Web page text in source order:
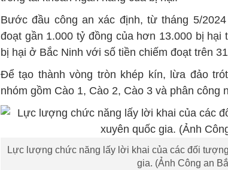
Bước đầu công an xác định, từ tháng 5/
đoạt gần 1.000 tỷ đồng của hơn 13.000 bị
bị hại ở Bắc Ninh với số tiền chiếm đoạt trên
Để tạo thành vòng tròn khép kín, lừa đảo
nhóm gồm Cào 1, Cào 2, Cào 3 và phân công
Lực lượng chức năng lấy lời khai của các đối
gia. (Ảnh Công an